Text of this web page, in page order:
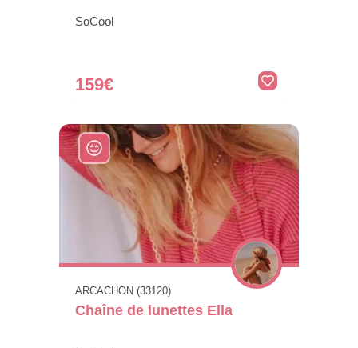
SoCool
159€
ARCACHON (33120)
Chaîne de lunettes Ella